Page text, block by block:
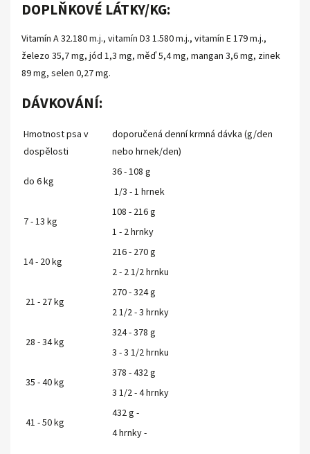
DOPLŇKOVÉ LÁTKY/KG:
Vitamín A 32.180 m.j., vitamín D3 1.580 m.j., vitamín E 179 m.j.,
železo 35,7 mg, jód 1,3 mg, měď 5,4 mg, mangan 3,6 mg, zinek
89 mg, selen 0,27 mg.
DÁVKOVÁNÍ:
Hmotnost psa v
dospělosti
doporučená denní krmná dávka (g/den
nebo hrnek/den)
do 6 kg
36 - 108 g
1/3 - 1 hrnek
7 - 13 kg
108 - 216 g
1 - 2 hrnky
14 - 20 kg
216 - 270 g
2 - 2 1/2 hrnku
21 - 27 kg
270 - 324 g
2 1/2 - 3 hrnky
28 - 34 kg
324 - 378 g
3 - 3 1/2 hrnku
35 - 40 kg
378 - 432 g
3 1/2 - 4 hrnky
41 - 50 kg
432 g -
4 hrnky -